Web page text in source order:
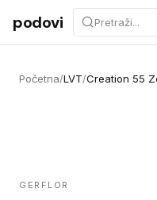
Preskoči na sadržaj
podovi
Početna/LVT/Creation 55
GERFLOR